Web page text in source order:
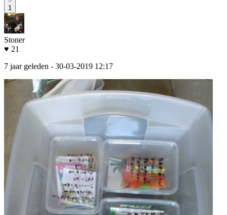
1
Stoner
♥ 21
7 jaar geleden - 30-03-2019 12:17